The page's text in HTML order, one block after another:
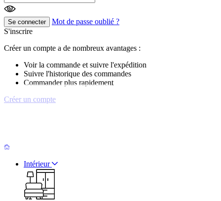
Se connecter
Mot de passe oublié ?
S'inscrire
Créer un compte a de nombreux avantages :
Voir la commande et suivre l'expédition
Suivre l'historique des commandes
Commander plus rapidement
Créer un compte
Intérieur